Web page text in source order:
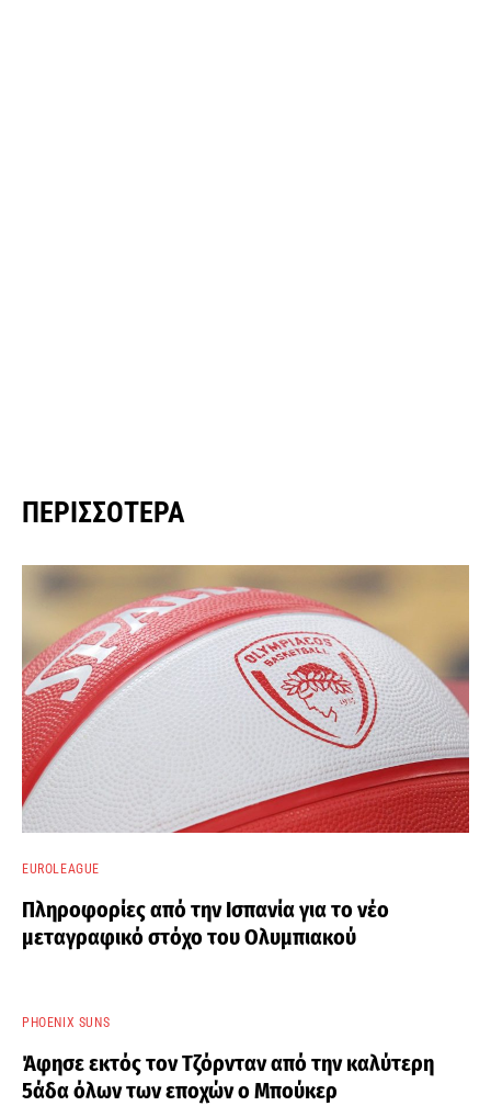
ΠΕΡΙΣΣΌΤΕΡΑ
EUROLEAGUE
Πληροφορίες από την Ισπανία για το νέο
μεταγραφικό στόχο του Ολυμπιακού
PHOENIX SUNS
Άφησε εκτός τον Τζόρνταν από την καλύτερη
5άδα όλων των εποχών ο Μπούκερ